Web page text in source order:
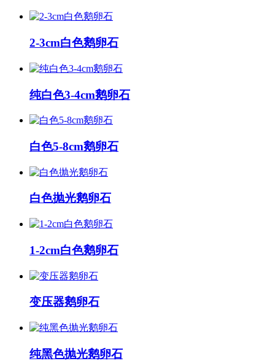
2-3cm白色鹅卵石
纯白色3-4cm鹅卵石
白色5-8cm鹅卵石
白色抛光鹅卵石
1-2cm白色鹅卵石
变压器鹅卵石
纯黑色抛光鹅卵石